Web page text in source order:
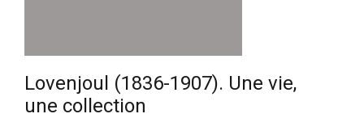
Lovenjoul (1836-1907). Une vie,
une collection